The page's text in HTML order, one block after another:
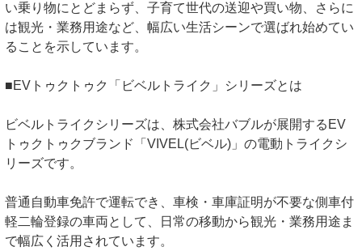
い乗り物にとどまらず、子育て世代の送迎や買い物、さらに
は観光・業務用途など、幅広い生活シーンで選ばれ始めてい
ることを示しています。
■EVトゥクトゥク「ビベルトライク」シリーズとは
ビベルトライクシリーズは、株式会社バブルが展開するEV
トゥクトゥクブランド「VIVEL(ビベル)」の電動トライクシ
リーズです。
普通自動車免許で運転でき、車検・車庫証明が不要な側車付
軽二輪登録の車両として、日常の移動から観光・業務用途ま
で幅広く活用されています。